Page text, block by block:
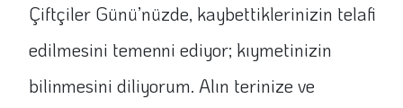
Çiftçiler Günü’nüzde, kaybettiklerinizin telafi
edilmesini temenni ediyor; kıymetinizin
bilinmesini diliyorum. Alın terinize ve